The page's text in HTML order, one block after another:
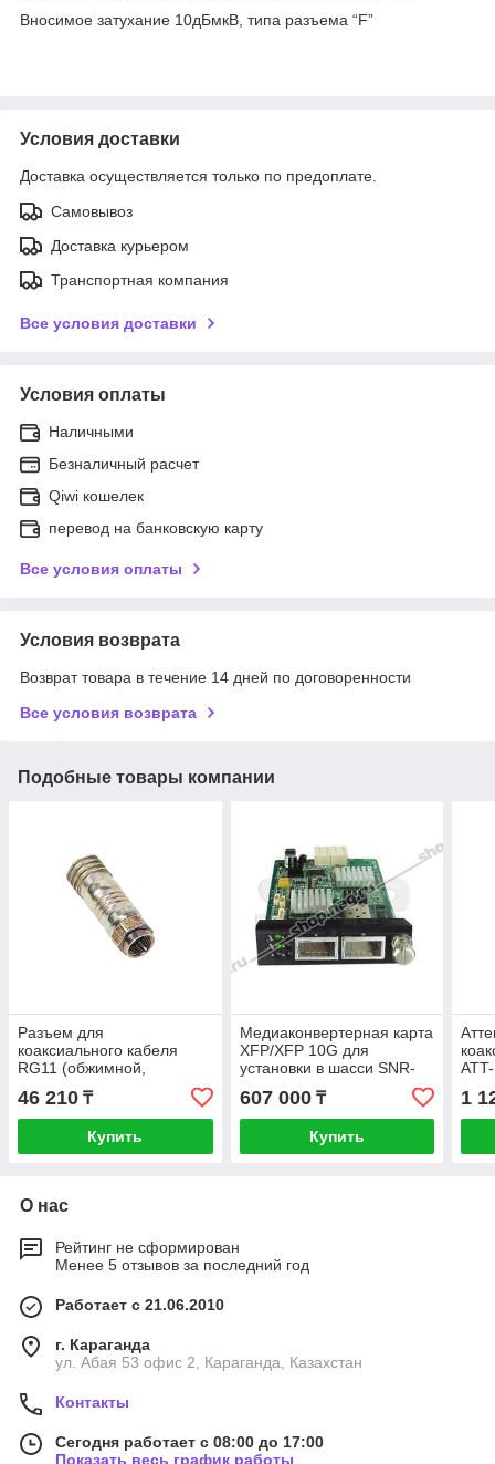
Вносимое затухание 10дБмкВ, типа разъема “F”
Условия доставки
Доставка осуществляется только по предоплате.
Самовывоз
Доставка курьером
Транспортная компания
Все условия доставки
Условия оплаты
Наличными
Безналичный расчет
Qiwi кошелек
перевод на банковскую карту
Все условия оплаты
Условия возврата
Возврат товара в течение 14 дней по договоренности
Все условия возврата
Подобные товары компании
Разъем для
коаксиального кабеля
RG11 (обжимной,
влагозащещенный) SNR
(100шт)
46 210 ₸
Купить
Медиаконвертерная карта
XFP/XFP 10G для
установки в шасси SNR-
CVT-CHASSIS-10G
607 000₸
Купить
1
О нас
Рейтинг не сформирован
Менее 5 отзывов за последний год
Работает с 21.06.2010
г. Караганда
ул. Абая 53 офис 2, Караганда, Казахстан
Контакты
Сегодня работает с 08:00 до 17:00
Показать весь график работы